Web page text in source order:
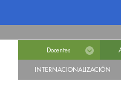
Docentes
INTERNACIONALIZACIÓN